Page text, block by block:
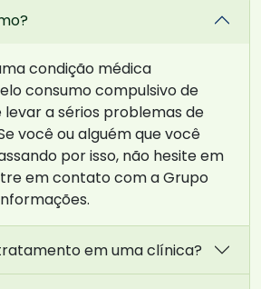
condição médica
consumo compulsivo de
levar a sérios problemas de
você ou alguém que você
por isso, não hesite em
em contato com a Grupo
em uma clínica?